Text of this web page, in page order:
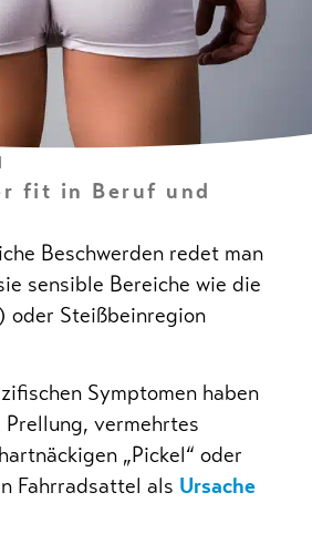
fit in Beruf und
Beschwerden redet man
sensible Bereiche wie die
oder Steißbeinregion
Symptomen haben
vermehrtes
„Pickel“ oder
Fahrradsattel als Ursache